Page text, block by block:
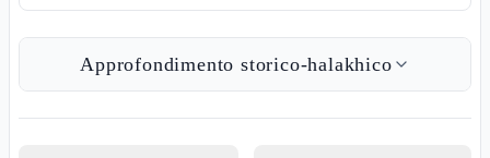
Approfondimento storico-halakhico